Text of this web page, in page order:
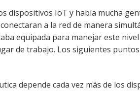
dispositivos IoT y había mucha
a la red de manera
equipada para manejar este
de trabajo. Los siguientes
depende cada vez más de los